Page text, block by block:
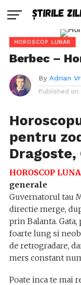
HOROSCOP LUNAR
Berbec –
By Adrian
Published on
pentru
HOROSCOP
generale
Guvernatorul tau
directie merge,
prin Balanta.
foarte lung si
de retrogradare,
mers constant
Poate inca te mai